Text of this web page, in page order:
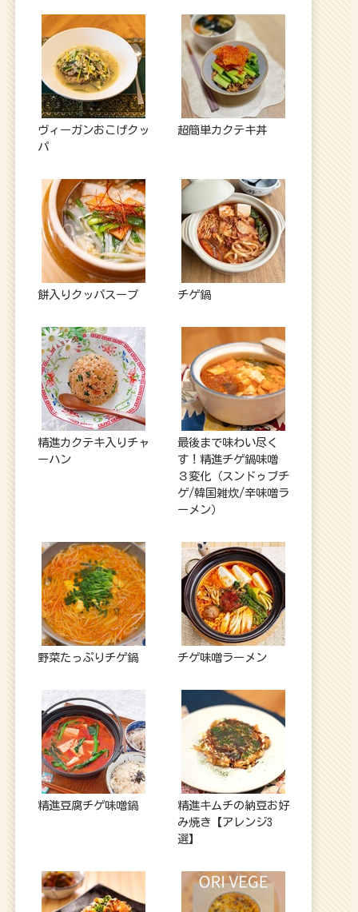
ヴィーガンおこげクッ
パ
超簡単カクテキ丼
餅入りクッパスープ チゲ鍋
精進カクテキ入りチャ
ーハン
最後まで味わい尽く
す！精進チゲ鍋味噌
３変化（スンドゥブチ
ゲ/韓国雑炊/辛味噌ラ
ーメン）
野菜たっぷりチゲ鍋 チゲ味噌ラーメン
精進豆腐チゲ味噌鍋
精進キムチの納豆お好
み焼き【アレンジ3
選】